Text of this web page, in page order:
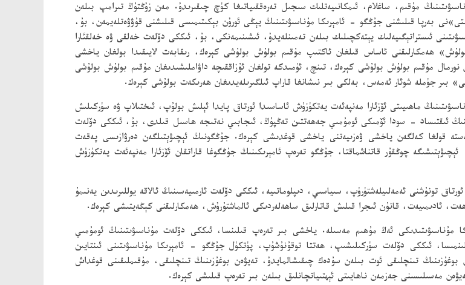
مۇقىم، ساغلام، ئىمكانىيەتلىك سىجىل تەرەققىياتىغا كۈچ چىقىرىدۇ. مەن زۇڭتۇڭ تىرامپ بىلەن
بەرپا قىلىشنى جۇڭگو - ئامېرىكا مۇناسىۋىتىنىڭ يېڭى ئورۇن بېكىتىمىسى قىلىشنى قۇۋۋەتلەيمەن، بۇ،
ئىستراتېگىيەلىك يېتەكچىلىك بىلەن تەمىنلەيدۇ، ئىشىنىمەنكى، بۇ، ئىككى دۆلەت خەلقى ۋە خەلقئارا
ھەمكارلىقنى ئاساس قىلغان ئاكتىپ مۇقىم بولۇش بولۇشى كېرەك، رىقابەت لايىقىدا بولغان ياخشى
نورمال مۇقىم بولۇش بولۇشى كېرەك، تىنچ، ئۈمىدكە تولغان ئۇزاققىچە داۋاملىشىدىغان مۇقىم بولۇش بولۇشى
بىر جۈملە شوئار ئەمەس، بەلكى بىر نىشانغا قاراپ ئىلگىرىلەيدىغان ھەرىكەت بولۇشى كېرەك.
ماھىيىتى ئۆزئارا مەنپەئەت يەتكۈزۈش ئاساسىدا ئورتاق پايدا ئېلىش بولۇپ، ئىختىلاپ ۋە سۈركىلىش
ئىقتىساد - سودا ئۆمىكى ئومۇمىي جەھەتتىن تەڭپۇڭ، ئىجابىي نەتىجە ھاسىل قىلدى، بۇ، ئىككى دۆلەت
قولغا كەلگەن ياخشى ۋەزىيەتنى ياخشى قوغدىشى كېرەك. جۇڭگونىڭ ئېچىۋېتىلگەن دەرۋازىسى پەقەت
چوڭقۇر قاتناشماقتا، جۇڭگو تەرەپ ئامېرىكىنىڭ جۇڭگوغا قاراتقان ئۆزئارا مەنپەئەت يەتكۈزۈش
تونۇشنى ئەمەلىيلەشتۈرۈپ، سىياسىي، دىپلوماتىيە، ئىككى دۆلەت ئارمىيەسىنىڭ ئالاقە يوللىرىدىن يەنىمۇ
ئادىمىيەت، قانۇن ئىجرا قىلىش قاتارلىق ساھەلەردىكى ئالماشتۇرۇش، ھەمكارلىقنى كېڭەيتىشى كېرەك.
ئەڭ مۇھىم مەسىلە. ياخشى بىر تەرەپ قىلىنسا، ئىككى دۆلەت مۇناسىۋىتىنىڭ ئومۇمىي
ئىككى دۆلەت سۈركىلىشىپ، ھەتتا توقۇنۇشۇپ، پۈتكۈل جۇڭگو - ئامېرىكا مۇناسىۋىتىنى ئىنتايىن
تىنچلىقى ئوت بىلەن سۇدەك چىقىشالمايدۇ، تەيۋەن بوغۇزىنىڭ تىنچلىقى، مۇقىملىقىنى قوغداش
مەسىلىسىنى جەزمەن ناھايىتى ئېھتىياتچانلىق بىلەن بىر تەرەپ قىلىشى كېرەك.